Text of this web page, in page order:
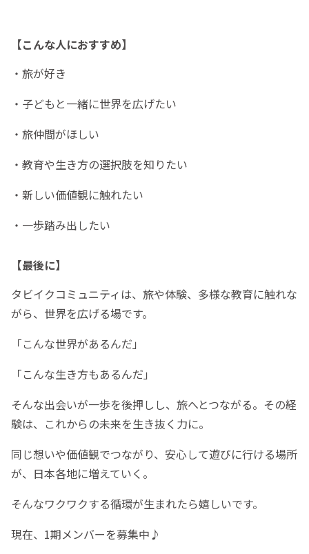
【こんな人におすすめ】
・旅が好き
・子どもと一緒に世界を広げたい
・旅仲間がほしい
・教育や生き方の選択肢を知りたい
・新しい価値観に触れたい
・一歩踏み出したい
【最後に】
タビイクコミュニティは、旅や体験、多様な教育に触れな
がら、世界を広げる場です。
「こんな世界があるんだ」
「こんな生き方もあるんだ」
そんな出会いが一歩を後押しし、旅へとつながる。その経
験は、これからの未来を生き抜く力に。
同じ想いや価値観でつながり、安心して遊びに行ける場所
が、日本各地に増えていく。
そんなワクワクする循環が生まれたら嬉しいです。
現在、1期メンバーを募集中♪